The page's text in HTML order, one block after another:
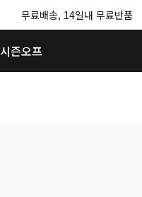
무료배송, 14일내 무료반품
시즌오프